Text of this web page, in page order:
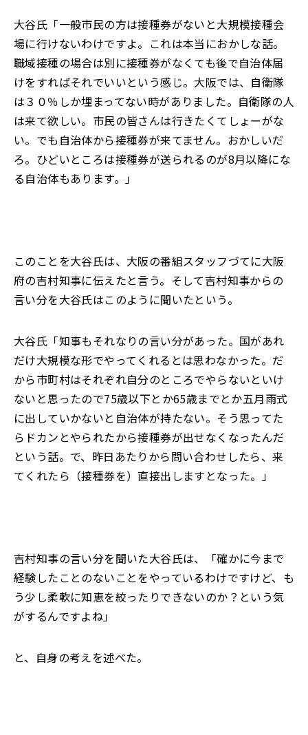
大谷氏「一般市民の方は接種券がないと大規模接種会
場に行けないわけですよ。これは本当におかしな話。
職域接種の場合は別に接種券がなくても後で自治体届
けをすればそれでいいという感じ。大阪では、自衛隊
は３０％しか埋まってない時がありました。自衛隊の人
は来て欲しい。市民の皆さんは行きたくてしょーがな
い。でも自治体から接種券が来てません。おかしいだ
ろ。ひどいところは接種券が送られるのが8月以降にな
る自治体もあります。」
このことを大谷氏は、大阪の番組スタッフづてに大阪
府の吉村知事に伝えたと言う。そして吉村知事からの
言い分を大谷氏はこのように聞いたという。
大谷氏「知事もそれなりの言い分があった。国があれ
だけ大規模な形でやってくれるとは思わなかった。だ
から市町村はそれぞれ自分のところでやらないといけ
ないと思ったので75歳以下とか65歳までとか五月雨式
に出していかないと自治体が持たない。そう思ってた
らドカンとやられたから接種券が出せなくなったんだ
という話。で、昨日あたりから問い合わせしたら、来
てくれたら（接種券を）直接出しますとなった。」
吉村知事の言い分を聞いた大谷氏は、「確かに今まで
経験したことのないことをやっているわけですけど、も
う少し柔軟に知恵を絞ったりできないのか？という気
がするんですよね」
と、自身の考えを述べた。